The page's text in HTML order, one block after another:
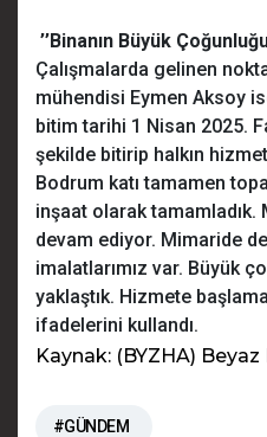
’’Binanın Büyük
Çalışmalarda gelinen
mühendisi Eymen Aksoy
bitim tarihi 1 Nisan 2025.
şekilde bitirip halkın
Bodrum katı tamamen
inşaat olarak tamamladık.
devam ediyor. Mimaride
imalatlarımız var. Büyük
yaklaştık. Hizmete
ifadelerini kullandı.
Kaynak: (BYZHA) Beyaz
#GÜNDEM